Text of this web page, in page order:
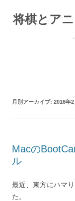
テ
ン
将棋とア
月別アーカイブ: 2016年2
Macの
ル
最近、東方にハマ
た。